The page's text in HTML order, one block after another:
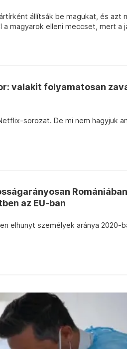
állítsák be magukat, és
magyarok elleni meccset, mert a
valakit folyamatosan
sorozat. De mi nem hagyjuk
az EU-ban
elhunyt személyek aránya 2020-